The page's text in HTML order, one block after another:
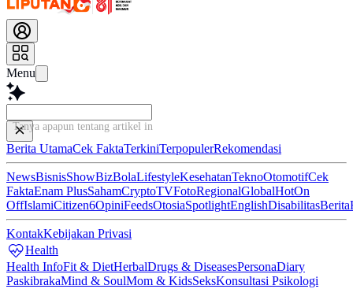
Menu
Tanya apapun tentang artikel ini...
Berita UtamaCek FaktaTerkiniTerpopulerRekomendasi
NewsBisnisShowBizBolaLifestyleKesehatanTeknoOtomotifCek
FaktaEnam PlusSahamCryptoTVFotoRegionalGlobalHotOn
OffIslamiCitizen6OpiniFeedsOtosiaSpotlightEnglishDisabilitasBerita
KontakKebijakan Privasi
Health
Health InfoFit & DietHerbalDrugs & DiseasesPersonaDiary
PaskibrakaMind & SoulMom & KidsSeksKonsultasi Psikologi